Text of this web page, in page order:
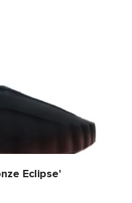
Eclipse'